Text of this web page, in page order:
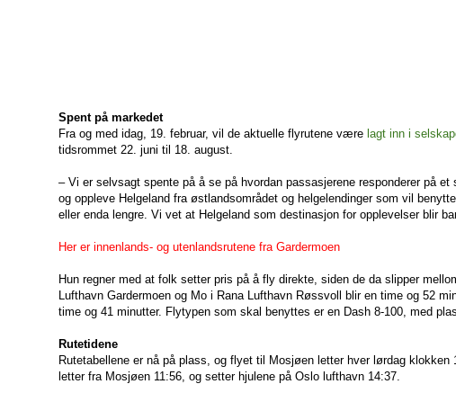
Spent på markedet
Fra og med idag, 19. februar, vil de aktuelle flyrutene være lagt inn i
tidsrommet 22. juni til 18. august.
– Vi er selvsagt spente på å se på hvordan passasjerene responderer på
og oppleve Helgeland fra østlandsområdet og helgelendinger som vil
eller enda lengre. Vi vet at Helgeland som destinasjon for opplevelser blir
Her er innenlands- og utenlandsrutene fra Gardermoen
Hun regner med at folk setter pris på å fly direkte, siden de da slipper
Lufthavn Gardermoen og Mo i Rana Lufthavn Røssvoll blir en time og 52
time og 41 minutter. Flytypen som skal benyttes er en Dash 8-100, med
Rutetidene
Rutetabellene er nå på plass, og flyet til Mosjøen letter hver lørdag
letter fra Mosjøen 11:56, og setter hjulene på Oslo lufthavn 14:37.